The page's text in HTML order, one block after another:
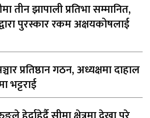
तीन झापाली प्रतिभा सम्मानित,
पुरस्कार रकम अक्षयकोषलाई
प्रतिष्ठान गठन, अध्यक्षमा दाहाल
भट्टराई